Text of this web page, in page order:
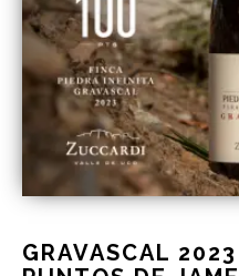
GRAVASCAL